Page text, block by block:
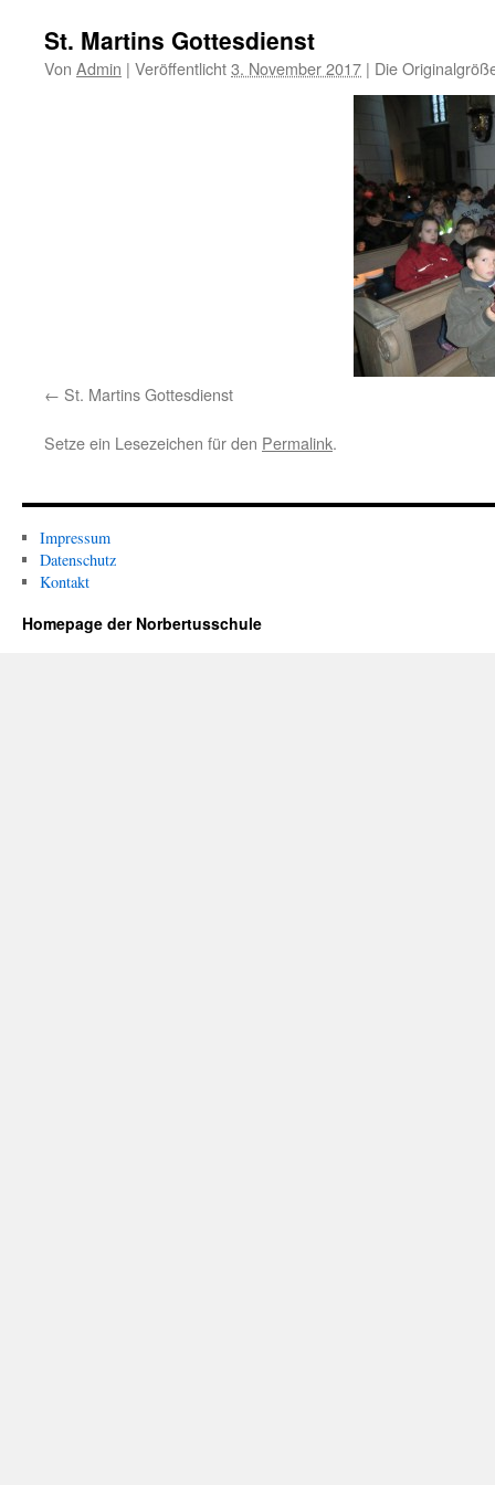
St. Martins Gottesdienst
Von Admin | Veröffentlicht3. November 2017 | Die
St. Martins Gottesdienst
Setze ein Lesezeichen für den Permalink.
Impressum
Datenschutz
Kontakt
Homepage der Norbertusschule